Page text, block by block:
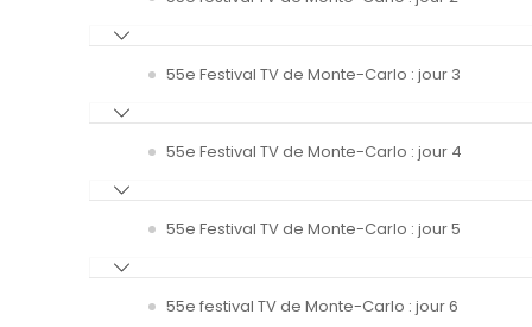
55e Festival TV de Monte-Carlo : jour 3
55e Festival TV de Monte-Carlo : jour 4
55e Festival TV de Monte-Carlo : jour 5
55e festival TV de Monte-Carlo : jour 6